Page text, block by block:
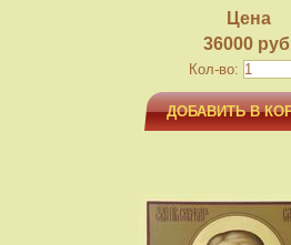
Цена
36000
Кол-во:
ДОБАВИТЬ В